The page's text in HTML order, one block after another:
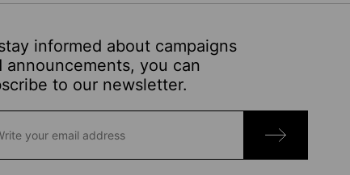
informed about campaigns
announcements, you can
to our newsletter.